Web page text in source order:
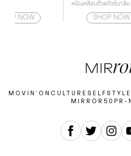
NOW
หนีบเคลือบด้วยทัวร์มาลีน
ความร้อนไม่ให้ผมแห้งจน
SHOP NOW
MOVIN’ON CULTURE SELF STYLE
MIRROR50 PR-